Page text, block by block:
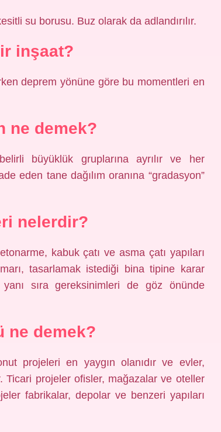
su borusu. Buz olarak da adlandırılır.
inşaat?
deprem yönüne göre bu momentleri en
ne demek?
büyüklük gruplarına ayrılır ve her
eden tane dağılım oranına “gradasyon”
nelerdir?
kabuk çatı ve asma çatı yapıları
tasarlamak istediği bina tipine karar
sıra gereksinimleri de göz önünde
ne demek?
projeleri en yaygın olanıdır ve evler,
Ticari projeler ofisler, mağazalar ve oteller
fabrikalar, depolar ve benzeri yapıları